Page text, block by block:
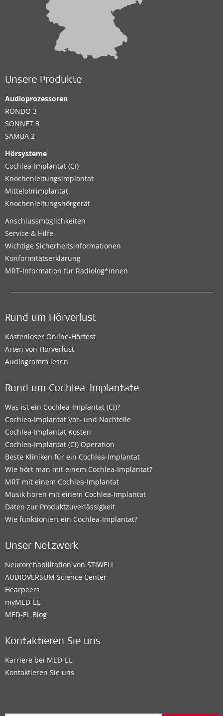
Unsere Produkte
Audioprozessoren
RONDO 3
SONNET 3
SAMBA 2
Hörsysteme
Cochlea-Implantat (CI)
Knochenleitungsimplantat
Mittelohrimplantat
Knochenleitungshörgerät
Anschlussmöglichkeiten
Service & Hilfe
Wichtige Sicherheitsinformationen
Konformitätserklärung
MRT-Information für Radiolog*innen
Rund um Hörverlust
Kostenloser Online-Hörtest
Arten von Hörverlust
Audiogramm lesen
Rund um Cochlea-Implantate
Was ist ein Cochlea-Implantat (CI)?
Cochlea-Implantat Vor- und Nachteile
Cochlea-Implantat Kosten
Cochlea-Implantat (CI) Operation
Beste Kliniken für ein Cochlea-Implantat
Wie hört man mit einem Cochlea-Implantat?
MRT mit einem Cochlea-Implantat
Musik hören mit einem Cochlea-Implantat
Daten zur Produktzuverlässigkeit
Wie funktioniert ein Cochlea-Implantat?
Unser Netzwerk
Neurorehabilitation von STIWELL
AUDIOVERSUM Science Center
Hearpeers
myMED‑EL
MED-EL Blog
Kontaktieren Sie uns
Karriere bei MED-EL
Kontaktieren Sie uns